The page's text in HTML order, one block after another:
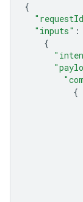
{
"inputs" :
{
{